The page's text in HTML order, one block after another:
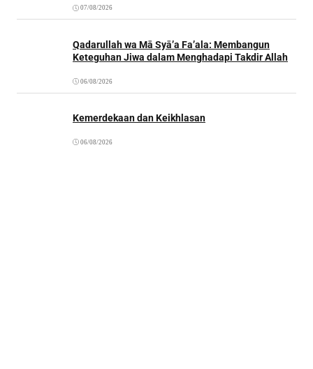
07/08/2026
Qadarullah wa Mā Syā’a Fa’ala: Membangun
Keteguhan Jiwa dalam Menghadapi Takdir Allah
06/08/2026
Kemerdekaan dan Keikhlasan
06/08/2026